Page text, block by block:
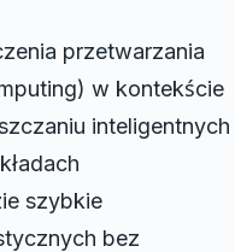
przetwarzania
w kontekście
inteligentnych
szybkie
bez